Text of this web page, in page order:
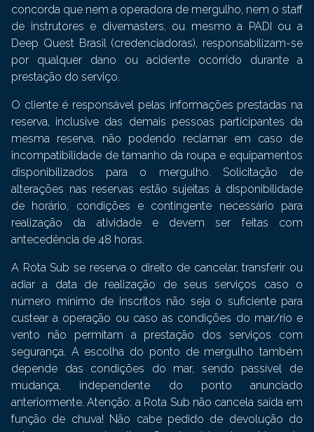
concorda que nem a operadora de mergulho, nem o staff
de instrutores e divemasters, ou mesmo a PADI ou a
Deep Quest Brasil (credenciadoras), responsabilizam-se
por qualquer dano ou acidente ocorrido durante a
prestação do serviço.
O cliente é responsável pelas informações prestadas na
reserva, inclusive das demais pessoas participantes da
mesma reserva, não podendo reclamar em caso de
incompatibilidade de tamanho da roupa e equipamentos
disponibilizados para o mergulho. Solicitação de
alterações nas reservas estão sujeitas à disponibilidade
de horário, condições e contingente necessário para
realização da atividade e devem ser feitas com
antecedência de 48 horas.
A Rota Sub se reserva o direito de cancelar, transferir ou
adiar a data de realização de seus serviços caso o
número mínimo de inscritos não seja o suficiente para
custear a operação ou caso as condições do mar/rio e
vento não permitam a prestação dos serviços com
segurança. A escolha do ponto de mergulho também
depende das condições do mar, sendo passível de
mudança, independente do ponto anunciado
anteriormente. Atenção: a Rota Sub não cancela saída em
função de chuva! Não cabe pedido de devolução do